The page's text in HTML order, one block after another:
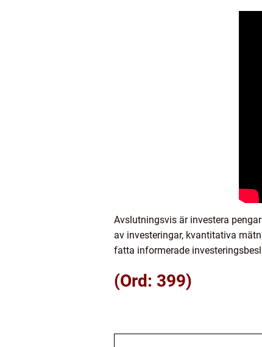
Avslutningsvis är investera
av investeringar, kvantitativa
fatta informerade
(Ord: 399)